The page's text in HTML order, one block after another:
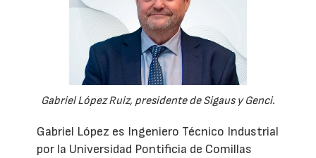
Gabriel López Ruiz, presidente de Sigaus y Genci.
Gabriel López es Ingeniero Técnico Industrial
por la Universidad Pontificia de Comillas